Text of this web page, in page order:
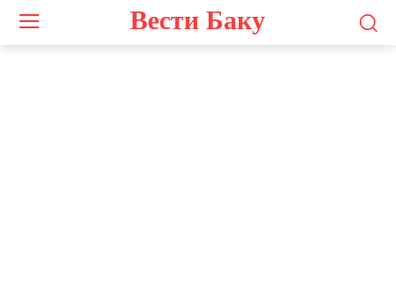
Вести Баку